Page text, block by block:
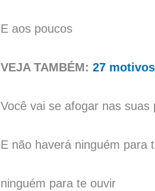
E aos poucos
VEJA TAMBÉM: 27
Você vai se afogar nas suas
E não haverá ninguém para
ninguém para te ouvir